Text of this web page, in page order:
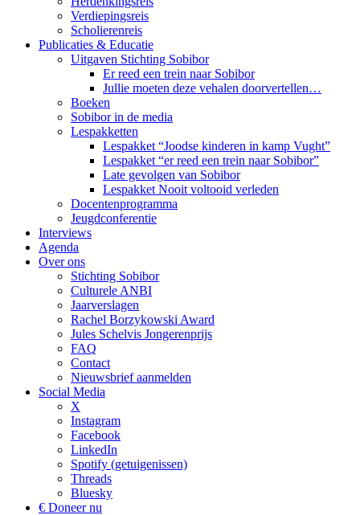
Verdiepingsreis
Scholierenreis
Publicaties & Educatie
Uitgaven Stichting Sobibor
Er reed een trein naar Sobibor
Jullie moeten deze vehalen doorvertellen…
Boeken
Sobibor in de media
Lespakketten
Lespakket “Joodse kinderen in kamp Vught”
Lespakket “er reed een trein naar Sobibor”
Late gevolgen van Sobibor
Lespakket Nooit voltooid verleden
Docentenprogramma
Jeugdconferentie
Interviews
Agenda
Over ons
Stichting Sobibor
Culturele ANBI
Jaarverslagen
Rachel Borzykowski Award
Jules Schelvis Jongerenprijs
FAQ
Contact
Nieuwsbrief aanmelden
Social Media
X
Instagram
Facebook
LinkedIn
Spotify (getuigenissen)
Threads
Bluesky
€ Doneer nu